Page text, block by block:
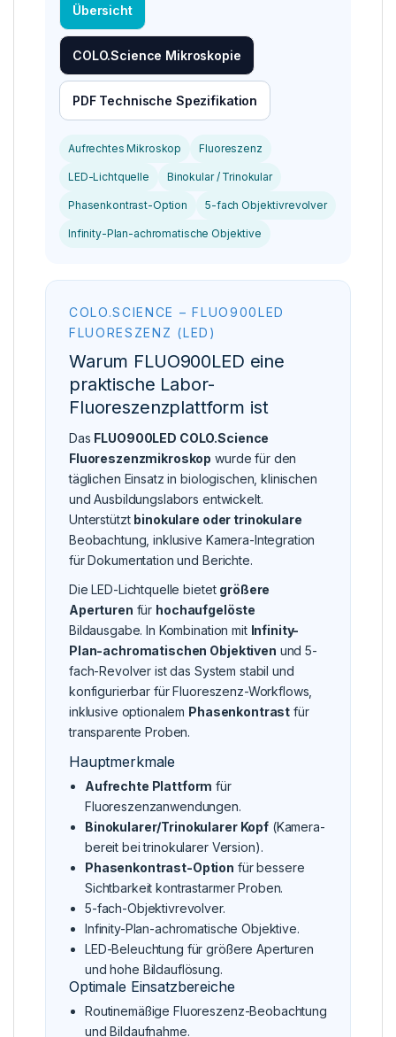
Übersicht
COLO.Science Mikroskopie
PDF Technische Spezifikation
Aufrechtes Mikroskop Fluoreszenz
LED-Lichtquelle Binokular / Trinokular
Phasenkontrast-Option 5-fach Objektivrevolver
Infinity-Plan-achromatische Objektive
COLO.SCIENCE – FLUO900LED
FLUORESZENZ (LED)
Warum FLUO900LED eine
praktische Labor-
Fluoreszenzplattform ist
Das FLUO900LED COLO.Science
Fluoreszenzmikroskop wurde für den
täglichen Einsatz in biologischen, klinischen
und Ausbildungslabors entwickelt.
Unterstützt binokulare oder trinokulare
Beobachtung, inklusive Kamera-Integration
für Dokumentation und Berichte.
Die LED-Lichtquelle bietet größere
Aperturen für hochaufgelöste
Bildausgabe. In Kombination mit Infinity-
Plan-achromatischen Objektiven und 5-
fach-Revolver ist das System stabil und
konfigurierbar für Fluoreszenz-Workflows,
inklusive optionalem Phasenkontrast für
transparente Proben.
Hauptmerkmale
Aufrechte Plattform für
Fluoreszenzanwendungen.
Binokularer/Trinokularer Kopf(Kamera-
bereit bei trinokularer Version).
Phasenkontrast-Option für bessere
Sichtbarkeit kontrastarmer Proben.
5-fach-Objektivrevolver.
Infinity-Plan-achromatische Objektive.
LED-Beleuchtung für größere Aperturen
und hohe Bildauflösung.
Optimale Einsatzbereiche
Routinemäßige Fluoreszenz-Beobachtung
und Bildaufnahme.